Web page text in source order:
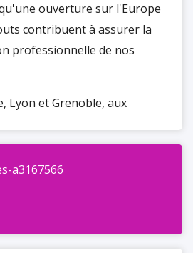
ouverture sur l'Europe
contribuent à assurer la
professionnelle de nos
Lyon et Grenoble, aux
dans le développement
régional et
a3167566